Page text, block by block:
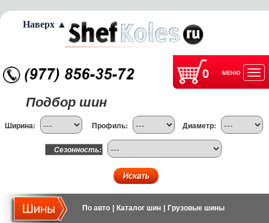
0 МЕНЮ
Подбор шин
Ширина: Профиль: Диаметр:
Сезонность:
По авто Каталог шин Грузовые шины
Наверх ▲